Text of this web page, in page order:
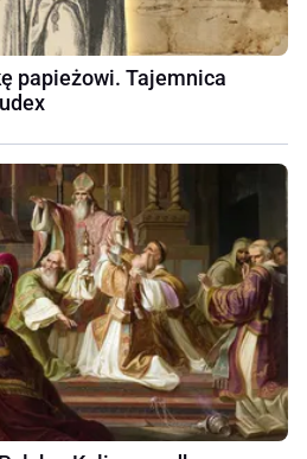
papieżowi. Tajemnica